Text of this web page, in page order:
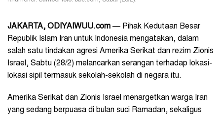
JAKARTA, ODIYAIWUU.com — Pihak Kedutaan Besar
Republik Islam Iran untuk Indonesia mengatakan, dalam
salah satu tindakan agresi Amerika Serikat dan rezim Zionis
Israel, Sabtu (28/2) melancarkan serangan terhadap lokasi-
lokasi sipil termasuk sekolah-sekolah di negara itu.
Amerika Serikat dan Zionis Israel menargetkan warga Iran
yang sedang berpuasa di bulan suci Ramadan, sekaligus